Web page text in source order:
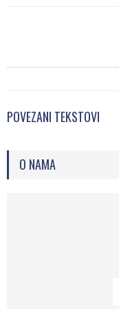
POVEZANI TEKSTOVI
O NAMA